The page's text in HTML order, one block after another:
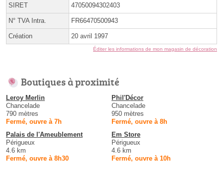
SIRET 47050094302403
N° TVA Intra. FR66470500943
Création 20 avril 1997
Éditer les informations de mon magasin de décoration
Boutiques à proximité
Leroy Merlin
Chancelade
790 mètres
Fermé, ouvre à 7h
Phil'Décor
Chancelade
950 mètres
Fermé, ouvre à 8h
Palais de l'Ameublement
Périgueux
4.6 km
Fermé, ouvre à 8h30
Em Store
Périgueux
4.6 km
Fermé, ouvre à 10h